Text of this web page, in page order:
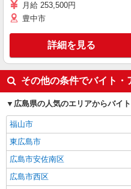
月給 253,500円
豊中市
詳細を見る
その他の条件でバイト
広島県の人気のエリアからバイ
福山市
東広島市
広島市安佐南区
広島市西区